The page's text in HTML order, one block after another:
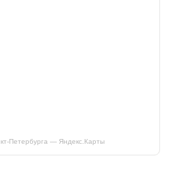
— Яндекс.Карты